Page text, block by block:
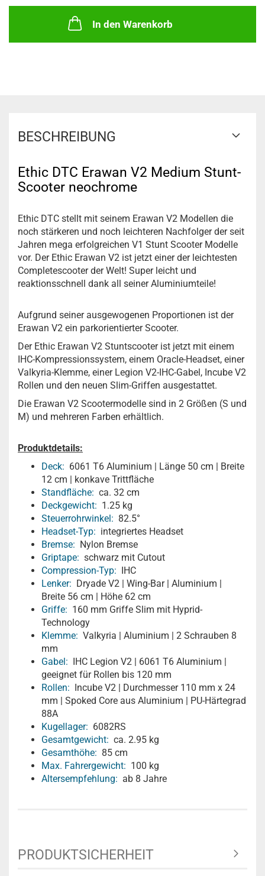
In den Warenkorb
BESCHREIBUNG
Ethic DTC Erawan V2 Medium Stunt-
Scooter neochrome
Ethic DTC stellt mit seinem Erawan V2 Modellen die
noch stärkeren und noch leichteren Nachfolger der seit
Jahren mega erfolgreichen V1 Stunt Scooter Modelle
vor. Der Ethic Erawan V2 ist jetzt einer der leichtesten
Completescooter der Welt! Super leicht und
reaktionsschnell dank all seiner Aluminiumteile!
Aufgrund seiner ausgewogenen Proportionen ist der
Erawan V2 ein parkorientierter Scooter.
Der Ethic Erawan V2 Stuntscooter ist jetzt mit einem
IHC-Kompressionssystem, einem Oracle-Headset, einer
Valkyria-Klemme, einer Legion V2-IHC-Gabel, Incube V2
Rollen und den neuen Slim-Griffen ausgestattet.
Die Erawan V2 Scootermodelle sind in 2 Größen (S und
M) und mehreren Farben erhältlich.
Produktdetails:
Deck: 6061 T6 Aluminium | Länge 50 cm | Breite
12 cm | konkave Trittfläche
Standfläche: ca. 32 cm
Deckgewicht: 1.25 kg
Steuerrohrwinkel: 82.5°
Headset-Typ: integriertes Headset
Bremse: Nylon Bremse
Griptape: schwarz mit Cutout
Compression-Typ: IHC
Lenker: Dryade V2 | Wing-Bar | Aluminium |
Breite 56 cm | Höhe 62 cm
Griffe: 160 mm Griffe Slim mit Hyprid-
Technology
Klemme: Valkyria | Aluminium | 2 Schrauben 8
mm
Gabel: IHC Legion V2 | 6061 T6 Aluminium |
geeignet für Rollen bis 120 mm
Rollen: Incube V2 | Durchmesser 110 mm x 24
mm | Spoked Core aus Aluminium | PU-Härtegrad
88A
Kugellager: 6082RS
Gesamtgewicht: ca. 2.95 kg
Gesamthöhe: 85 cm
Max. Fahrergewicht: 100 kg
Altersempfehlung: ab 8 Jahre
PRODUKTSICHERHEIT